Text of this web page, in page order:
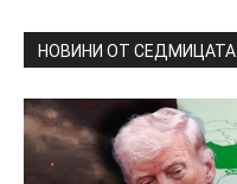
НОВИНИ ОТ СЕДМИЦАТА